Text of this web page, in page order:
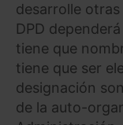
desarrolle
DPD
tiene que
tiene que ser
designación
de la auto-